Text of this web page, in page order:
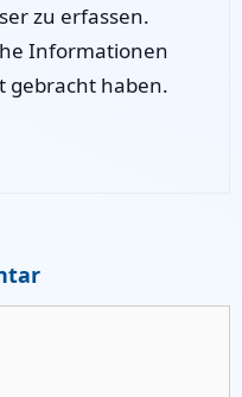
zu erfassen.
Informationen
gebracht haben.